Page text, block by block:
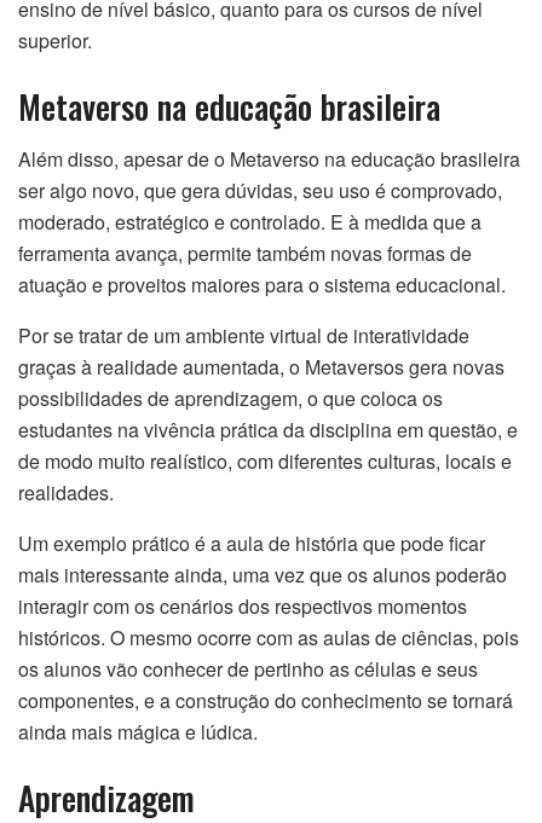
ensino de nível básico, quanto para os cursos de nível
superior.
Metaverso na educação brasileira
Além disso, apesar de o Metaverso na educação brasileira
ser algo novo, que gera dúvidas, seu uso é comprovado,
moderado, estratégico e controlado. E à medida que a
ferramenta avança, permite também novas formas de
atuação e proveitos maiores para o sistema educacional.
Por se tratar de um ambiente virtual de interatividade
graças à realidade aumentada, o Metaversos gera novas
possibilidades de aprendizagem, o que coloca os
estudantes na vivência prática da disciplina em questão, e
de modo muito realístico, com diferentes culturas, locais e
realidades.
Um exemplo prático é a aula de história que pode ficar
mais interessante ainda, uma vez que os alunos poderão
interagir com os cenários dos respectivos momentos
históricos. O mesmo ocorre com as aulas de ciências, pois
os alunos vão conhecer de pertinho as células e seus
componentes, e a construção do conhecimento se tornará
ainda mais mágica e lúdica.
Aprendizagem